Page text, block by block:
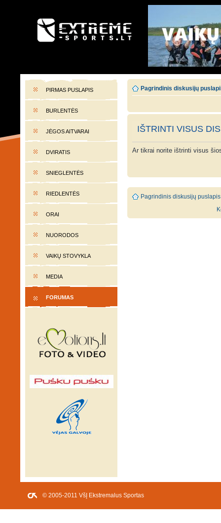
EXTREME-SPORTS.LT
PIRMAS PUSLAPIS
BURLENTĖS
JĖGOS AITVARAI
DVIRATIS
SNIEGLENTĖS
RIEDLENTĖS
ORAI
NUORODOS
VAIKŲ STOVYKLA
MEDIA
FORUMAS
Pagrindinis diskusijų
IŠTRINTI VISUS
Ar tikrai norite ištrinti visus
Pagrindinis diskusijų puslapis
© 2005-2011 VšĮ Ekstremalus Sportas